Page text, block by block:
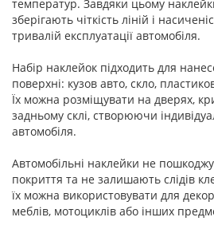
температур. Завдяки цьому
зберігають чіткість ліній і
тривалій експлуатації автомобіля.
Набір наклейок підходить для
поверхні: кузов авто, скло,
Їх можна розміщувати на дверях,
задньому склі, створюючи
автомобіля.
Автомобільні наклейки не
покриття та не залишають слідів
їх можна використовувати для
меблів, мотоциклів або інших